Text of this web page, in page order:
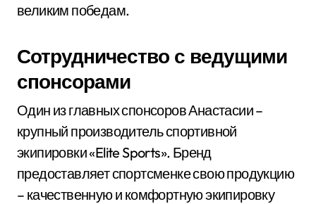
великим победам.
Сотрудничество с ведущими
спонсорами
Один из главных спонсоров Анастасии –
крупный производитель спортивной
экипировки «Elite Sports». Бренд
предоставляет спортсменке свою продукцию
– качественную и комфортную экипировку